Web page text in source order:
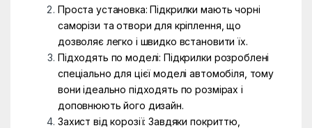
Проста установка: Підкрилки мають чорні
саморізи та отвори для кріплення, що
дозволяє легко і швидко встановити їх.
Підходять по моделі: Підкрилки розроблені
спеціально для цієї моделі автомобіля, тому
вони ідеально підходять по розмірах і
доповнюють його дизайн.
Захист від корозії: Завдяки покриттю,